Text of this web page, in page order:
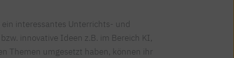
interessantes Unterrichts- und
innovative Ideen z.B. im Bereich KI,
Themen umgesetzt haben, können ihr